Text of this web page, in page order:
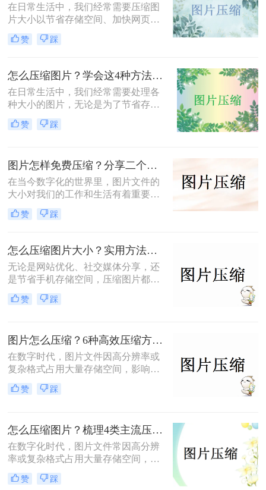
标。
在日常生活中，我们经常需要压缩图
片大小以节省存储空间、加快网页加
载速度或方便文件传输。那么怎么压
缩图片大小呢？本文将介绍三种压缩
片压缩。
赞 踩
怎么压缩图片？学会这4种方法可以轻松压缩大小!
在日常生活中，我们经常需要处理各
种大小的图片，无论是为了节省存储
空间，还是为了加快网页加载速度，
压缩图片都是一个非常实用的技能。
赞 踩
图片怎样免费压缩？分享二个简单易用的压缩方法！
在当今数字化的世界里，图片文件的
大小对我们的工作和生活有着重要影
响。无论是为了加速网页加载速度、
满足社交媒体平台的上传要求，还是
费压缩是一项不可或缺的技能。本文
将介绍两种简单易用的图片压缩方
法。
赞 踩
怎么压缩图片大小？实用方法分享（覆盖6种场景+参数优化+避坑技巧）！
无论是网站优化、社交媒体分享，还
是节省手机存储空间，压缩图片都是
刚需。那么怎么压缩图片大小呢？本
文从零基础小白到技术开发者，系统
赞 踩
图片怎么压缩？6种高效压缩方法分享！
在数字时代，图片文件因高分辨率或
复杂格式占用大量存储空间，影响传
输和加载速度。那么图片怎么压缩
呢？本文总结了6种高效压缩方法，
赞 踩
怎么压缩图片？梳理4类主流压缩方法！
在数字化时代，图片文件常因高分辨
率或复杂格式占用大量存储空间，影
响传输和加载速度。掌握高效压缩方
法不仅能节省空间，还能提升用户体
赞 踩